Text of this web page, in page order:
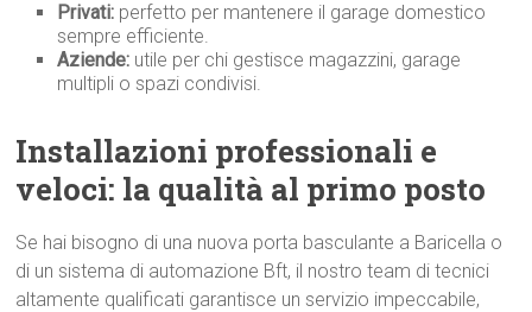
Privati: perfetto per mantenere il garage domestico
sempre efficiente.
Aziende: utile per chi gestisce magazzini, garage
multipli o spazi condivisi.
Installazioni professionali e
veloci: la qualità al primo posto
Se hai bisogno di una nuova porta basculante a Baricella o
di un sistema di automazione Bft, il nostro team di tecnici
altamente qualificati garantisce un servizio impeccabile,